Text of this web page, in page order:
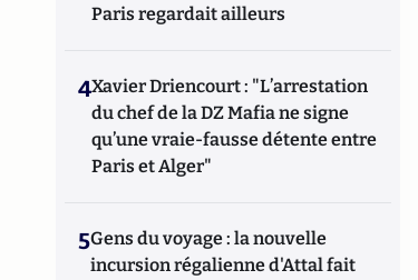
Paris regardait ailleurs
4Xavier Driencourt : "L’arrestation
du chef de la DZ Mafia ne signe
qu’une vraie-fausse détente entre
Paris et Alger"
5Gens du voyage : la nouvelle
incursion régalienne d'Attal fait